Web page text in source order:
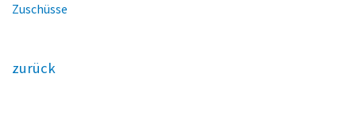
Zuschüsse
zurück